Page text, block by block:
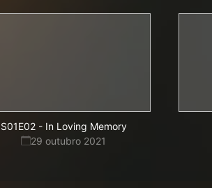
S01E02- In Loving Memory
29 outubro 2021